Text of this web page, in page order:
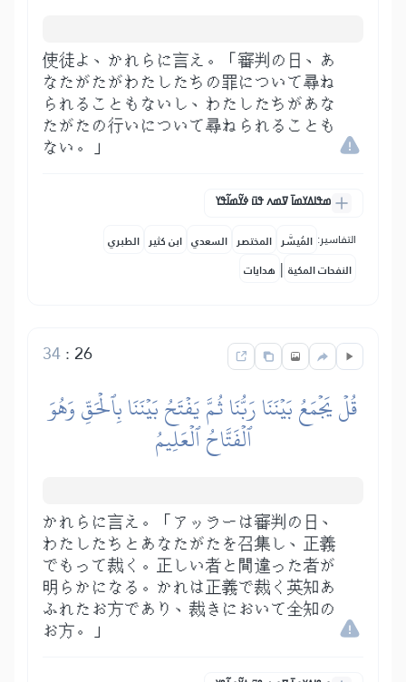
使徒よ、かれらに言え。「審判の日、あ
なたがたがわたしたちの罪について尋ね
られることもないし、わたしたちがあな
たがたの行いについて尋ねられることも
ない。」
ߘߟߊߡߌߘߊ߫ ߜߘߍ ߟߎ߫ ߦߌ߬ߘߊ߬ߟߌ
التفاسير: المُيسَّر المختصر السعدي ابن كثير الطبري
النفحات المكية | هدايات
26
:
34
قُلۡ يَجۡمَعُ بَيۡنَنَا رَبُّنَا ثُمَّ يَفۡتَحُ بَيۡنَنَا بِٱلۡحَقِّ وَهُوَ
ٱلۡفَتَّاحُ ٱلۡعَلِيمُ
かれらに言え。「アッラーは審判の日、
わたしたちとあなたがたを召集し、正義
でもって裁く。正しい者と間違った者が
明らかになる。かれは正義で裁く英知あ
ふれたお方であり、裁きにおいて全知の
お方。」